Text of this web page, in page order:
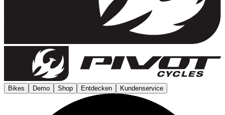
Bikes Demo Shop Entdecken Kundenservice